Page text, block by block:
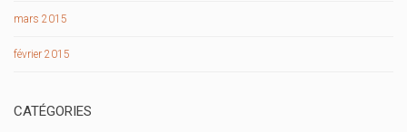
mars 2015
février 2015
CATÉGORIES